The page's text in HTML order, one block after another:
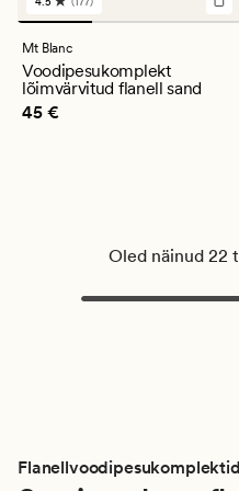
177
arvustust
keskmise
hinnanguga
4.5
Mt Blanc
Voodipesukomplekt
lõimvärvitud flanell sand
Pris_ee
45 €
Oled näinud 22
Flanellvoodipesukomplektid